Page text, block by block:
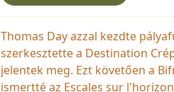
Thomas Day azzal kezdte
szerkesztette a Destination
jelentek meg. Ezt követően a
ismertté az Escales sur